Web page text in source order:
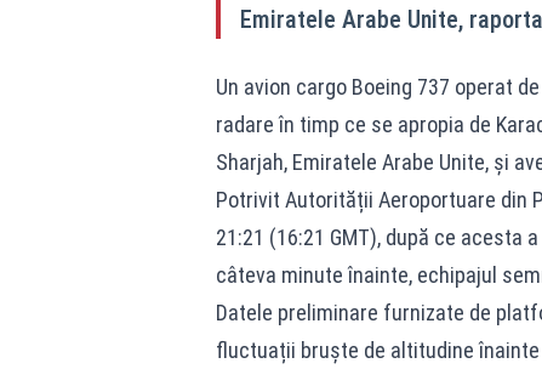
Emiratele Arabe Unite,
Un avion cargo Boeing 737 operat
radare în timp ce se apropia de
Sharjah, Emiratele Arabe Unite, și
Potrivit Autorității Aeroportuare din
21:21 (16:21 GMT), după ce acesta
câteva minute înainte, echipajul
Datele preliminare furnizate de
fluctuații bruște de altitudine